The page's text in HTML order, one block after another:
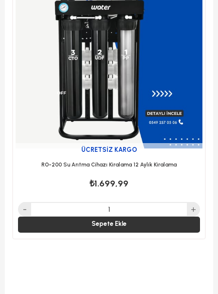
RO-200 Su Arıtma Cihazı Kiralama 12 Aylık Kiralama
₺1.699,99
ÜCRETSIZ KARGO
Sepete Ekle